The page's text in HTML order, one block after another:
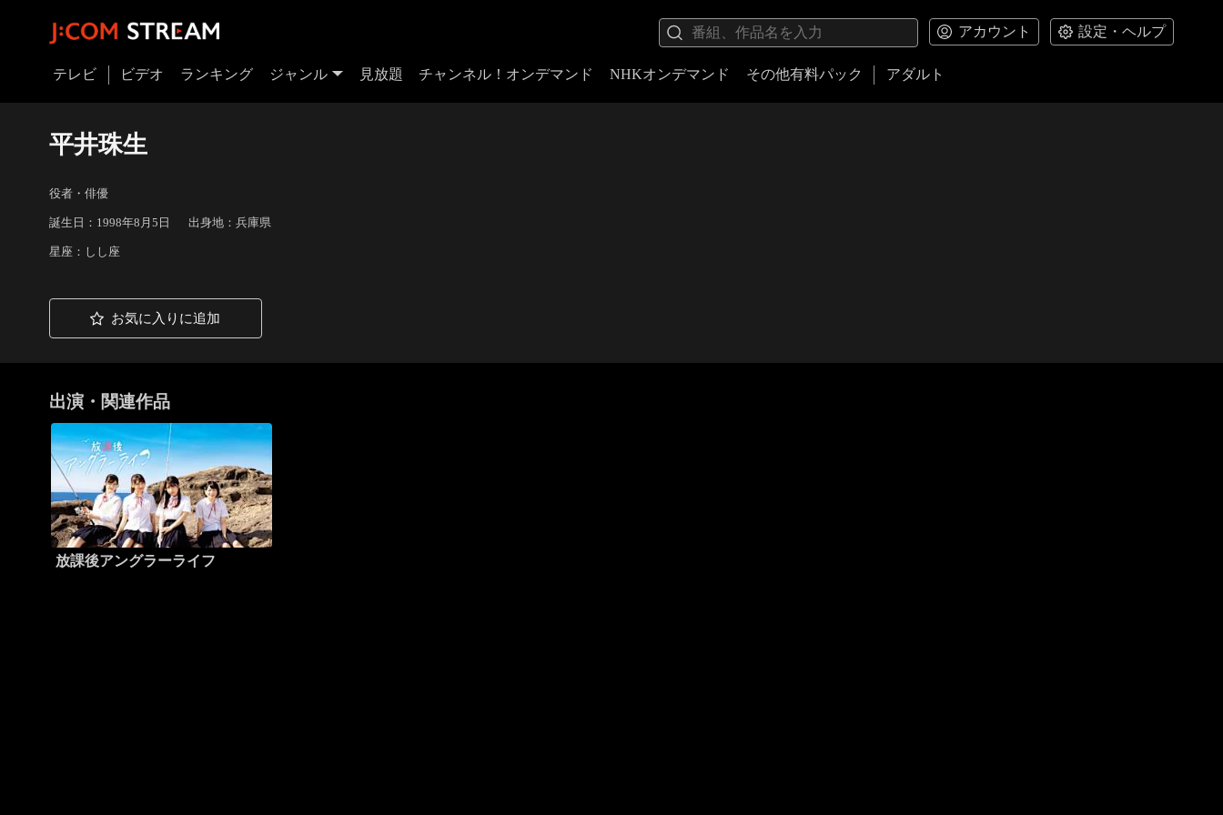
アカウント 設定・ヘルプ
テレビ ビデオ ランキング ジャンル 見放題 チャンネル！オンデマンド NHKオンデマンド その他有料パック アダルト
平井珠生
役者・俳優
誕生日：1998年8月5日 出身地：兵庫県
星座：しし座
お気に入りに追加
出演・関連作品
放課後アングラーライフ